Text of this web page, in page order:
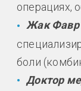
операциях,
Жак Фавр
боли
Доктор